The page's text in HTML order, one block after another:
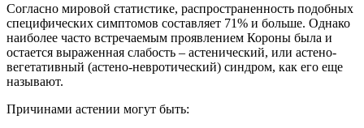
Согласно мировой статистике, распространенность подобных
специфических симптомов составляет 71% и больше. Однако
наиболее часто встречаемым проявлением Короны была и
остается выраженная слабость – астенический, или астено-
вегетативный (астено-невротический) синдром, как его еще
называют.
Причинами астении могут быть: